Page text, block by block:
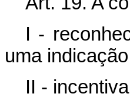
I -
uma
II -